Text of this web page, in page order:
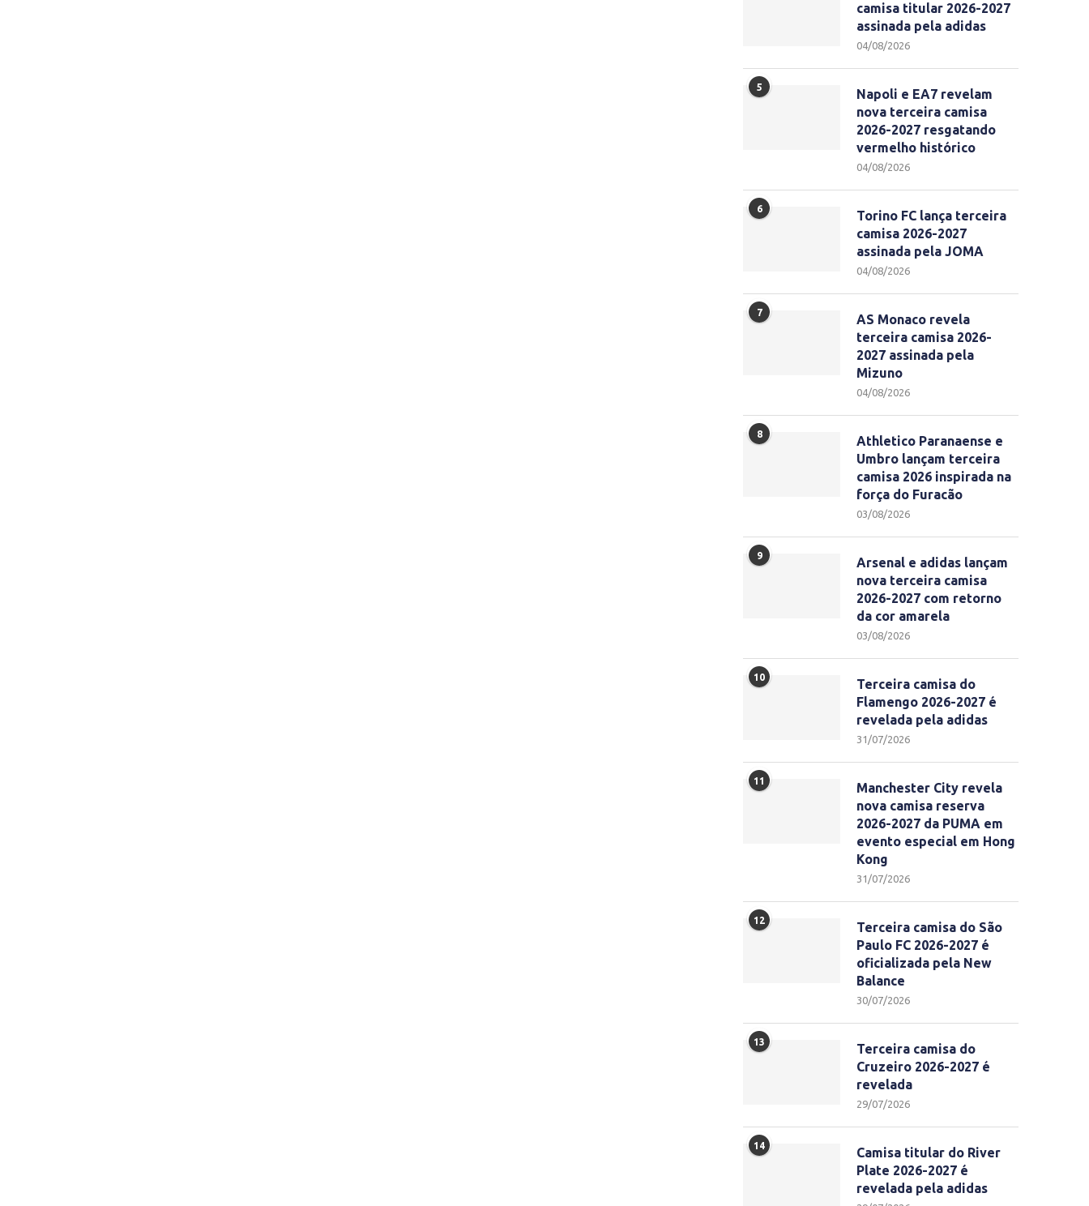
camisa titular 2026-2027
assinada pela adidas
04/08/2026
5
Napoli e EA7 revelam
nova terceira camisa
2026-2027 resgatando
vermelho histórico
04/08/2026
6
Torino FC lança terceira
camisa 2026-2027
assinada pela JOMA
04/08/2026
7
AS Monaco revela
terceira camisa 2026-
2027 assinada pela
Mizuno
04/08/2026
8
Athletico Paranaense e
Umbro lançam terceira
camisa 2026 inspirada na
força do Furacão
03/08/2026
9
Arsenal e adidas lançam
nova terceira camisa
2026-2027 com retorno
da cor amarela
03/08/2026
10
Terceira camisa do
Flamengo 2026-2027 é
revelada pela adidas
31/07/2026
11
Manchester City revela
nova camisa reserva
2026-2027 da PUMA em
evento especial em Hong
Kong
31/07/2026
12
Terceira camisa do São
Paulo FC 2026-2027 é
oficializada pela New
Balance
30/07/2026
13
Terceira camisa do
Cruzeiro 2026-2027 é
revelada
29/07/2026
14
Camisa titular do River
Plate 2026-2027 é
revelada pela adidas